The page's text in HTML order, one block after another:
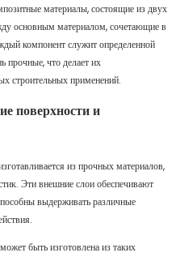
материалы, состоящие из двух
основным материалом, сочетающие в
компонент служит определенной
прочные, что делает их
строительных применений.
поверхности и
из прочных материалов,
Эти внешние слои обеспечивают
выдерживать различные
быть изготовлена из таких